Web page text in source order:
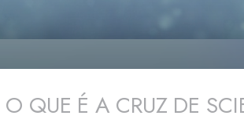
O QUE É A CRUZ DE